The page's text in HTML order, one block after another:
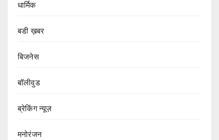
धार्मिक
बडी ख़बर
बिजनेस
बॉलीवुड
ब्रेकिंग न्यूज़
मनोरंजन